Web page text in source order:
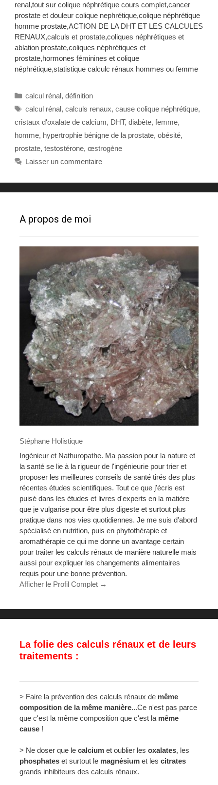
renal,tout sur colique néphrétique cours complet,cancer
prostate et douleur colique nephrétique,colique néphrétique
homme prostate,ACTION DE LA DHT ET LES CALCULES
RENAUX,calculs et prostate,coliques néphrétiques et
ablation prostate,coliques néphrétiques et
prostate,hormones féminines et colique
néphrétique,statistique calculc rénaux hommes ou femme
Catégories
calcul rénal, définition
Étiquettes
calcul rénal, calculs renaux, cause colique néphrétique,
cristaux d'oxalate de calcium, DHT, diabète, femme,
homme, hypertrophie bénigne de la prostate, obésité,
prostate, testostérone, œstrogène
Laisser un commentaire
A propos de moi
Stéphane Holistique
Ingénieur et Nathuropathe. Ma passion pour la nature et
la santé se lie à la rigueur de l'ingénieurie pour trier et
proposer les meilleures conseils de santé tirés des plus
récentes études scientifiques. Tout ce que j'écris est
puisé dans les études et livres d'experts en la matière
que je vulgarise pour être plus digeste et surtout plus
pratique dans nos vies quotidiennes. Je me suis d'abord
spécialisé en nutrition, puis en phytothérapie et
aromathérapie ce qui me donne un avantage certain
pour traiter les calculs rénaux de manière naturelle mais
aussi pour expliquer les changements alimentaires
requis pour une bonne prévention.
Afficher le Profil Complet →
La folie des calculs rénaux et de leurs
traitements :
> Faire la prévention des calculs rénaux de même
composition de la même manière...Ce n'est pas parce
que c'est la même composition que c'est la même
cause !
> Ne doser que le calcium et oublier les oxalates, les
phosphates et surtout le magnésium et les citrates
grands inhibiteurs des calculs rénaux.